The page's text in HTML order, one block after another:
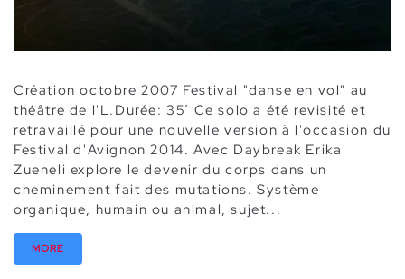
Création octobre 2007 Festival "danse en vol" au
théâtre de l'L.Durée: 35’ Ce solo a été revisité et
retravaillé pour une nouvelle version à l'occasion du
Festival d'Avignon 2014. Avec Daybreak Erika
Zueneli explore le devenir du corps dans un
cheminement fait des mutations. Système
organique, humain ou animal, sujet...
MORE